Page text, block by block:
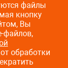
файлы
кнопку
Вы
файлов,
обработки